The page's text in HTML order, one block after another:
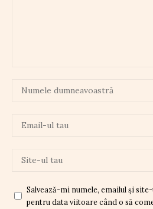
Salvează-mi numele, emailul și
pentru data viitoare când o să